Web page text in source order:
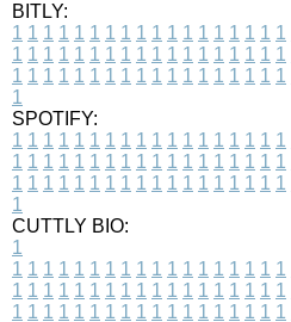
BITLY:
1 1 1 1 1 1 1 1 1 1 1 1 1 1 1 1 1 1
1 1 1 1 1 1 1 1 1 1 1 1 1 1 1 1 1 1
1 1 1 1 1 1 1 1 1 1 1 1 1 1 1 1 1 1
1
SPOTIFY:
1 1 1 1 1 1 1 1 1 1 1 1 1 1 1 1 1 1
1 1 1 1 1 1 1 1 1 1 1 1 1 1 1 1 1 1
1 1 1 1 1 1 1 1 1 1 1 1 1 1 1 1 1 1
1
CUTTLY BIO:
1
1 1 1 1 1 1 1 1 1 1 1 1 1 1 1 1 1 1
1 1 1 1 1 1 1 1 1 1 1 1 1 1 1 1 1 1
1 1 1 1 1 1 1 1 1 1 1 1 1 1 1 1 1 1